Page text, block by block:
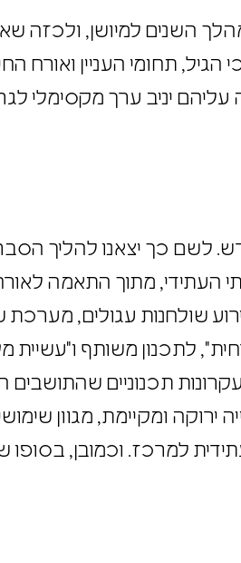
השנים למיושן, ולכזה
הגיל, תחומי העניין
עליהם יניב ערך מקסימלי
לשם כך יצאנו להליך
העתידי, מתוך התאמה
שולחנות עגולים, מערכת
לתכנון משותף
תכנוניים
ירוקה ומקיימת, מגוון
למרכז. וכמובן,